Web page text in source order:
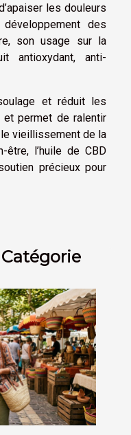
les douleurs
des
son usage sur la
antioxydant, anti-
et réduit les
et permet de ralentir
vieillissement de la
l’huile de CBD
précieux pour